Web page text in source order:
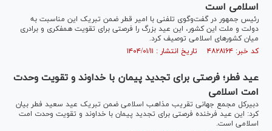
اسلامی است
رئیس جمهور در گفت‌وگوی تلفنی با امیر قطر ضمن تبریک این مناسبت به
دولت و ملت این کشور، این عید بزرگ را فرصتی برای تقویت همفکری و برادری
میان کشورهای اسلامی توصیف کرد.
کد خبر: ۴۸۲۸۱۶۴ تاریخ انتشار : ۱۴۰۴/۰۱/۱۱
عید فطر؛ فرصتی برای تجدید پیمان با خداوند و تقویت وحدت
امت اسلامی
دبیرکل مجمع جهانی تقریب مذاهب اسلامی ضمن تبریک عید سعید فطر بیان
کرد: این عید فرخنده فرصتی برای تجدید پیمان با خداوند و تقویت وحدت امت
اسلامی است.